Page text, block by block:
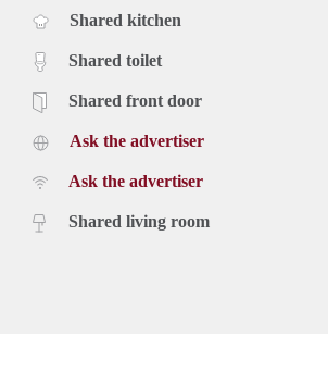
Shared kitchen
Shared toilet
Shared front door
Ask the advertiser
Ask the advertiser
Shared living room